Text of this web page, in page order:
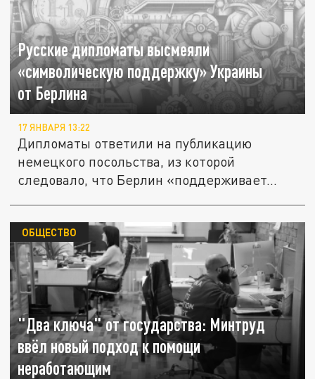
Русские дипломаты высмеяли
«символическую поддержку» Украины
от Берлина
17 ЯНВАРЯ 13:22
Дипломаты ответили на публикацию
немецкого посольства, из которой
следовало, что Берлин «поддерживает...
"Два ключа" от государства: Минтруд
ввёл новый подход к помощи
неработающим
ОБЩЕСТВО